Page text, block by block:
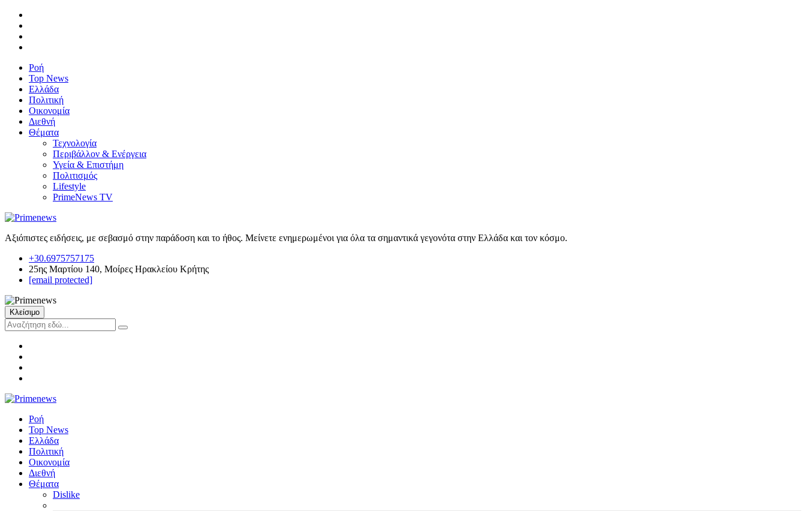
Ροή
Top News
Ελλάδα
Πολιτική
Οικονομία
Διεθνή
Θέματα
Τεχνολογία
Περιβάλλον & Ενέργεια
Υγεία & Επιστήμη
Πολιτισμός
Lifestyle
PrimeNews TV
Αξιόπιστες ειδήσεις, με σεβασμό στην παράδοση και το ήθος. Μείνετε ενημερωμένοι για όλα τα σημαντικά γεγονότα στην Ελλάδα και τον κόσμο.
+30.6975757175
25ης Μαρτίου 140, Μοίρες Ηρακλείου Κρήτης
[email protected]
Κλείσιμο
Ροή
Top News
Ελλάδα
Πολιτική
Οικονομία
Διεθνή
Θέματα
Dislike